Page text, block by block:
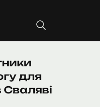
для